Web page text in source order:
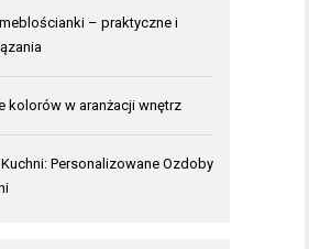
– praktyczne i
kolorów w aranżacji wnętrz
Personalizowane Ozdoby